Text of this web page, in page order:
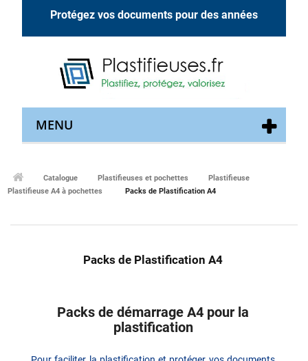
Protégez vos documents pour des années
MENU
Catalogue Plastifieuses et pochettes
Plastifieuse
Plastifieuse A4 à pochettes
Packs de Plastification A4
Packs de Plastification A4
Packs de démarrage A4 pour la
plastification